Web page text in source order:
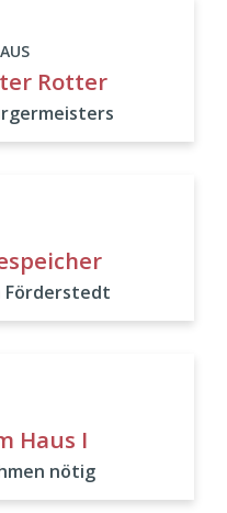
Rotter
Förderstedt
Haus I
nötig